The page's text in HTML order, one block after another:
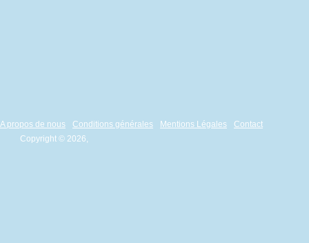
A propos de nous Conditions générales Mentions Légales
Contact
Copyright © 2026,